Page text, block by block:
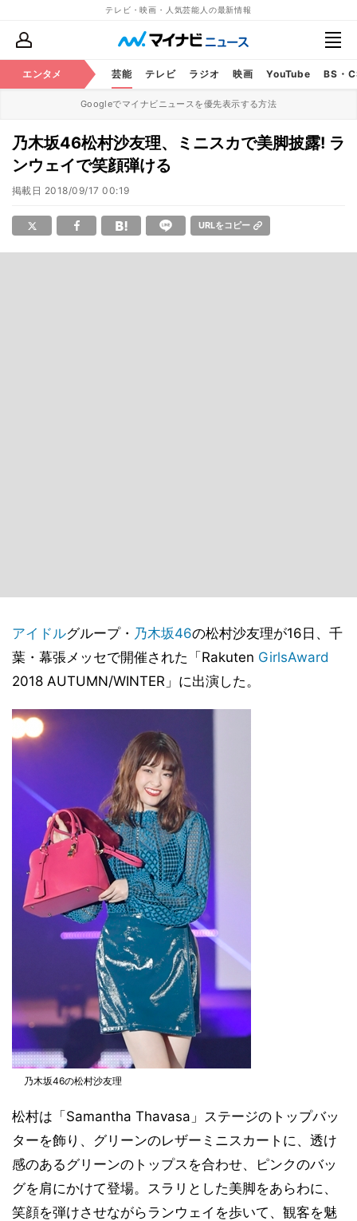
テレビ・映画・人気芸能人の最新情報
エンタメ 芸能 テレビ ラジオ 映画 YouTube BS・
Googleでマイナビニュースを優先表示する方法
乃木坂46松村沙友理、ミニスカで美脚披露! ラ
ンウェイで笑顔弾ける
掲載日 2018/09/17 00:19
URLをコピー
アイドルグループ・ 乃木坂46の松村沙友理が16日、千
葉・幕張メッセで開催された「Rakuten GirlsAward
2018 AUTUMN/WINTER」に出演した。
乃木坂46の松村沙友理
松村は「Samantha Thavasa」ステージのトップバッ
ターを飾り、グリーンのレザーミニスカートに、透け
感のあるグリーンのトップスを合わせ、ピンクのバッ
グを肩にかけて登場。スラリとした美脚をあらわに、
笑顔を弾けさせながらランウェイを歩いて、観客を魅